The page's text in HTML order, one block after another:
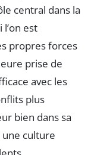
central dans la
l’on est
propres forces
prise de
avec les
plus
bien dans sa
culture